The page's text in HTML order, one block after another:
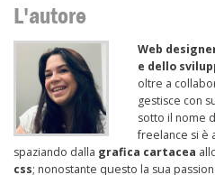
L'autore
Web
e dello
oltre a
gestisce con
sotto il nome
freelance si è
spaziando dalla grafica cartacea
css; nonostante questo la sua